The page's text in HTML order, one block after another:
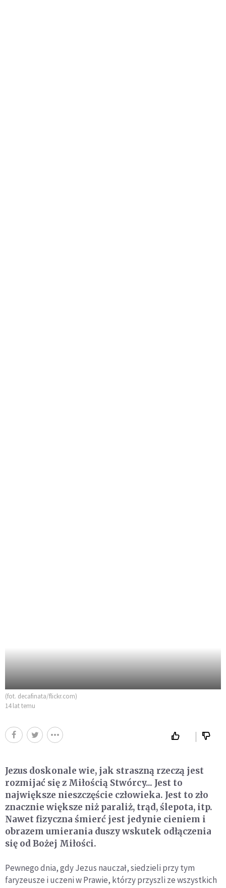
(fot. decafinata/flickr.com)
14 lat temu
Jezus doskonale wie, jak straszną rzeczą jest
rozmijać się z Miłością Stwórcy... Jest to
największe nieszczęście człowieka. Jest to zło
znacznie większe niż paraliż, trąd, ślepota, itp.
Nawet fizyczna śmierć jest jedynie cieniem i
obrazem umierania duszy wskutek odłączenia
się od Bożej Miłości.
Pewnego dnia, gdy Jezus nauczał, siedzieli przy tym
faryzeusze i uczeni w Prawie, którzy przyszli ze wszystkich